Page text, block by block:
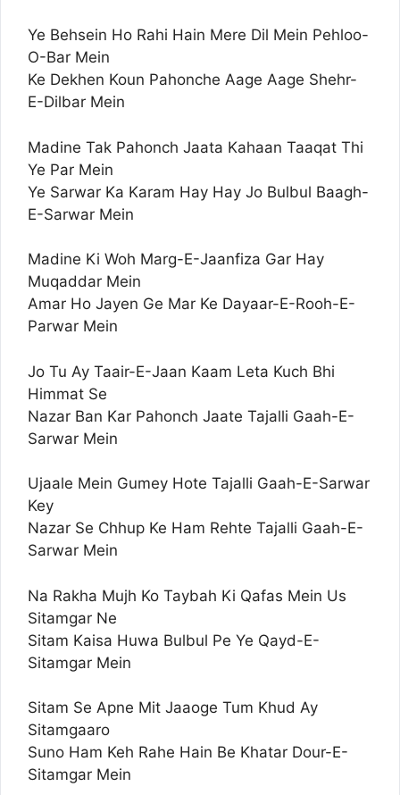
Ye Behsein Ho Rahi Hain Mere Dil Mein Pehloo-
O-Bar Mein
Ke Dekhen Koun Pahonche Aage Aage Shehr-
E-Dilbar Mein
Madine Tak Pahonch Jaata Kahaan Taaqat Thi
Ye Par Mein
Ye Sarwar Ka Karam Hay Hay Jo Bulbul Baagh-
E-Sarwar Mein
Madine Ki Woh Marg-E-Jaanfiza Gar Hay
Muqaddar Mein
Amar Ho Jayen Ge Mar Ke Dayaar-E-Rooh-E-
Parwar Mein
Jo Tu Ay Taair-E-Jaan Kaam Leta Kuch Bhi
Himmat Se
Nazar Ban Kar Pahonch Jaate Tajalli Gaah-E-
Sarwar Mein
Ujaale Mein Gumey Hote Tajalli Gaah-E-Sarwar
Key
Nazar Se Chhup Ke Ham Rehte Tajalli Gaah-E-
Sarwar Mein
Na Rakha Mujh Ko Taybah Ki Qafas Mein Us
Sitamgar Ne
Sitam Kaisa Huwa Bulbul Pe Ye Qayd-E-
Sitamgar Mein
Sitam Se Apne Mit Jaaoge Tum Khud Ay
Sitamgaaro
Suno Ham Keh Rahe Hain Be Khatar Dour-E-
Sitamgar Mein